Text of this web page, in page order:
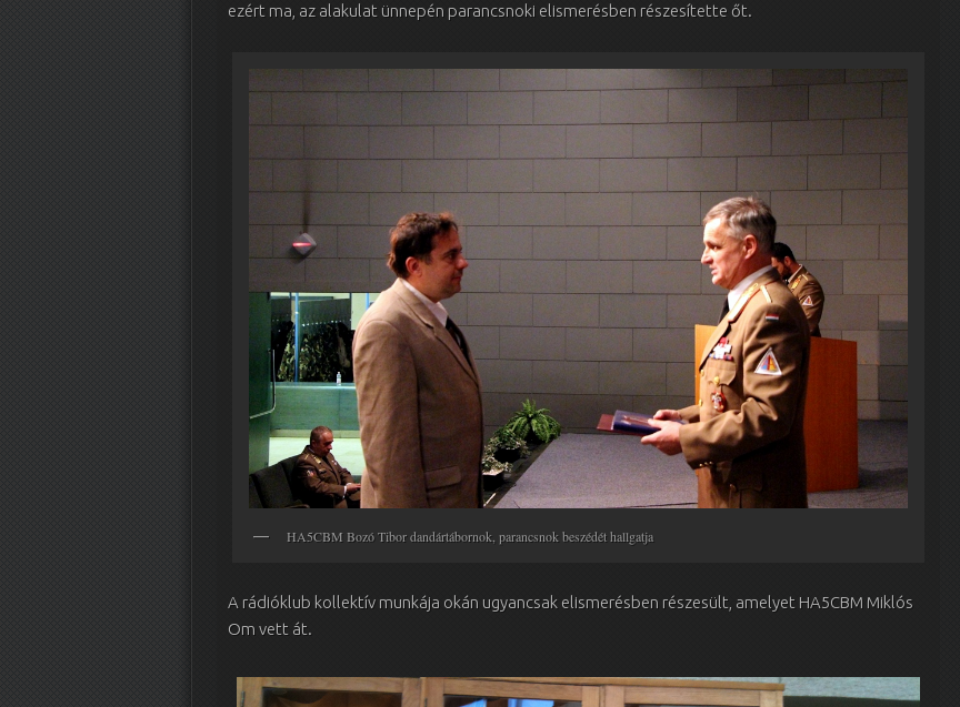
ezért ma, az alakulat ünnepén parancsnoki elismerésben részesítette őt.
HA5CBM Bozó Tibor dandártábornok, parancsnok beszédét hallgatja
A rádióklub kollektív munkája okán ugyancsak elismerésben részesült, amelyet HA5CBM Miklós
Om vett át.